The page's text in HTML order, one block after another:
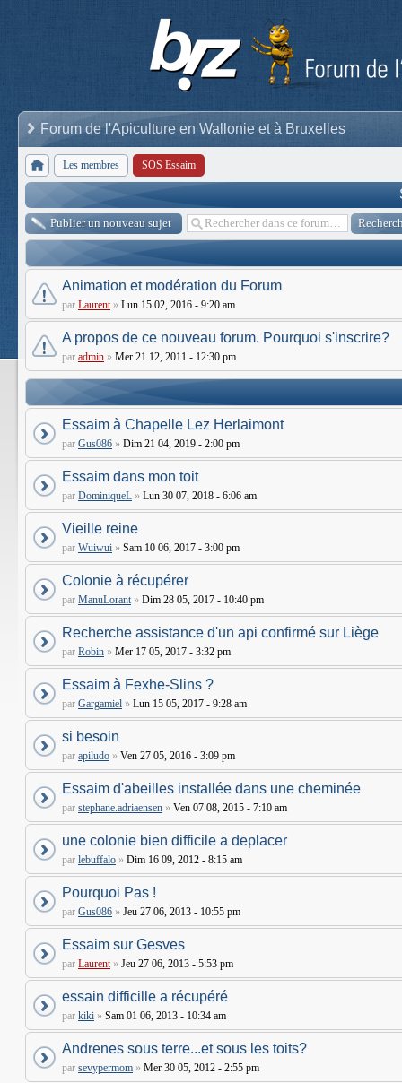
Forum de l'Apiculture en Wallonie et à Bruxelles
Les membres SOS Essaim
Publier un nouveau sujet
Animation et modération du Forum
par Laurent » Lun 15 02, 2016 - 9:20 am
A propos de ce nouveau forum. Pourquoi s'inscrire?
par admin » Mer 21 12, 2011 - 12:30 pm
Essaim à Chapelle Lez Herlaimont
par Gus086 » Dim 21 04, 2019 - 2:00 pm
Essaim dans mon toit
par DominiqueL » Lun 30 07, 2018 - 6:06 am
Vieille reine
par Wuiwui » Sam 10 06, 2017 - 3:00 pm
Colonie à récupérer
par ManuLorant » Dim 28 05, 2017 - 10:40 pm
Recherche assistance d'un api confirmé sur Liège
par Robin » Mer 17 05, 2017 - 3:32 pm
Essaim à Fexhe-Slins ?
par Gargamiel » Lun 15 05, 2017 - 9:28 am
si besoin
par apiludo » Ven 27 05, 2016 - 3:09 pm
Essaim d'abeilles installée dans une cheminée
par stephane.adriaensen » Ven 07 08, 2015 - 7:10 am
une colonie bien difficile a deplacer
par lebuffalo » Dim 16 09, 2012 - 8:15 am
Pourquoi Pas !
par Gus086 » Jeu 27 06, 2013 - 10:55 pm
Essaim sur Gesves
par Laurent » Jeu 27 06, 2013 - 5:53 pm
essain difficille a récupéré
par kiki » Sam 01 06, 2013 - 10:34 am
Andrenes sous terre...et sous les toits?
par sevypermom » Mer 30 05, 2012 - 2:55 pm